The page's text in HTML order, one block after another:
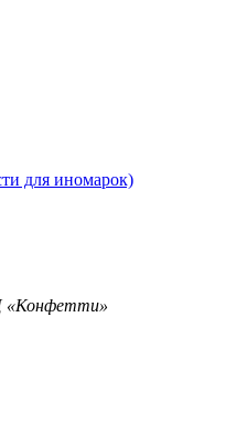
для иномарок)
«Конфетти»